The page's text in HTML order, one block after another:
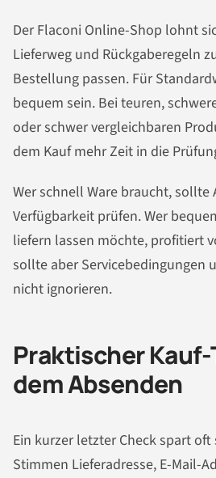
Der Flaconi Online-Shop lohnt
Lieferweg und Rückgaberegeln
Bestellung passen. Für
bequem sein. Bei teuren,
oder schwer vergleichbaren
dem Kauf mehr Zeit in die
Wer schnell Ware braucht,
Verfügbarkeit prüfen. Wer
liefern lassen möchte, profitiert
sollte aber Servicebedingungen
nicht ignorieren.
Praktischer
dem Absenden
Ein kurzer letzter Check spart
Stimmen Lieferadresse, E-Mail-